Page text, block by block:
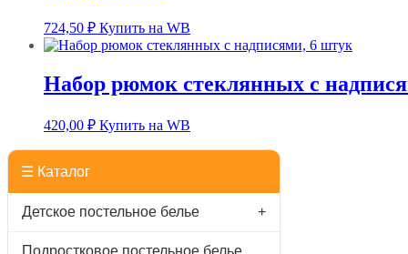
724,50 ₽ Купить на WB
Набор рюмок стеклянных с
420,00 ₽ Купить на WB
☰ Каталог
Детское постельное белье +
Подростковое постельное белье